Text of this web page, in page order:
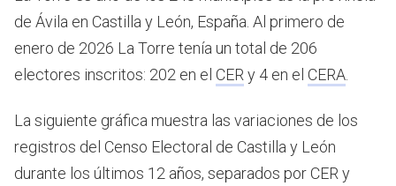
de Ávila en Castilla y León, España. Al primero de
enero de 2026 La Torre tenía un total de 206
electores inscritos: 202 en el CER y 4 en el CERA
La siguiente gráfica muestra las variaciones de los
registros del Censo Electoral de Castilla y León
durante los últimos 12 años, separados por CER y